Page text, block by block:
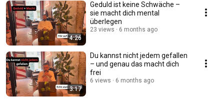
4:26
Geduld ist keine Schwäche –
sie macht dich mental
überlegen
23 views 6 months ago
3:17
Du kannst nicht jedem gefallen
– und genau das macht dich
frei
6 views 6 months ago